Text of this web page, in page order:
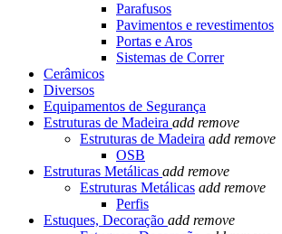
Parafusos
Pavimentos e revestimentos
Portas e Aros
Sistemas de Correr
Cerâmicos
Diversos
Equipamentos de Segurança
Estruturas de Madeira add remove
Estruturas de Madeira add remove
OSB
Estruturas Metálicas add remove
Estruturas Metálicas add remove
Perfis
Estuques, Decoração add remove